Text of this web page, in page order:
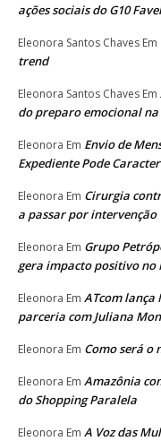
ações sociais do G10
Eleonora Santos Chaves Em
trend
Eleonora Santos Chaves Em
do preparo emocional
Eleonora Em Envio de
Expediente Pode
Eleonora Em Cirurgia
a passar por intervenção
Eleonora Em Grupo
gera impacto positivo no
Eleonora Em ATcom lança
parceria com Juliana
Eleonora Em Como será o
Eleonora Em Amazônia
do Shopping Paralela
Eleonora Em A Voz das